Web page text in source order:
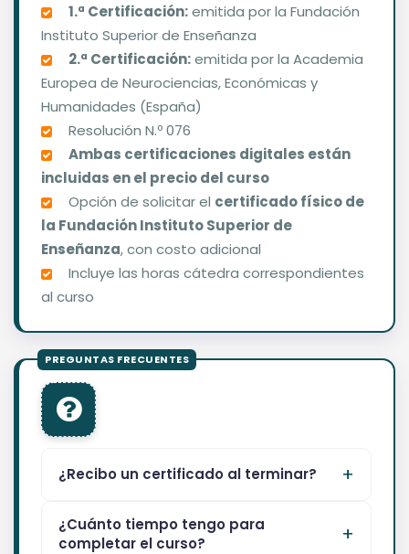
1.ª Certificación:emitida por la Fundación
Instituto Superior de Enseñanza
2.ª Certificación:emitida por la Academia
Europea de Neurociencias, Económicas y
Humanidades (España)
Resolución N.º 076
Ambas certificaciones digitales están
incluidas en el precio del curso
Opción de solicitar el certificado físico de
la Fundación Instituto Superior de
Enseñanza, con costo adicional
Incluye las horas cátedra correspondientes
al curso
¿Recibo un certificado al terminar?
¿Cuánto tiempo tengo para
completar el curso?